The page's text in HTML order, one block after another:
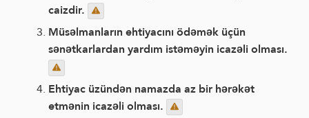
caizdir.
Müsəlmanların ehtiyacını ödəmək üçün
sənətkarlardan yardım istəməyin icazəli olması.
Ehtiyac üzündən namazda az bir hərəkət
etmənin icazəli olması.